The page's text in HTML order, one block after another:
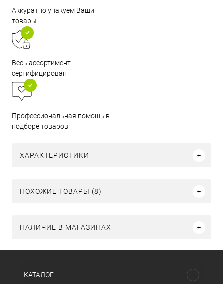
Аккуратно упакуем Ваши
товары
Весь ассортимент
сертифицирован
Профессиональная помощь в
подборе товаров
ХАРАКТЕРИСТИКИ
ПОХОЖИЕ ТОВАРЫ (8)
НАЛИЧИЕ В МАГАЗИНАХ
КАТАЛОГ